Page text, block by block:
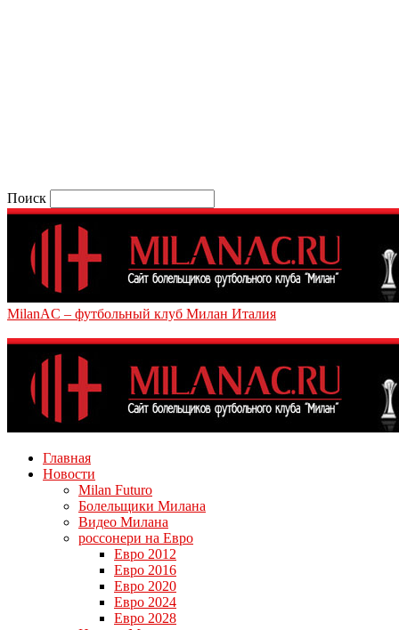
Поиск
MilanAC – футбольный клуб Милан Италия
Главная
Новости
Milan Futuro
Болельщики Милана
Видео Милана
россонери на Евро
Евро 2012
Евро 2016
Евро 2020
Евро 2024
Евро 2028